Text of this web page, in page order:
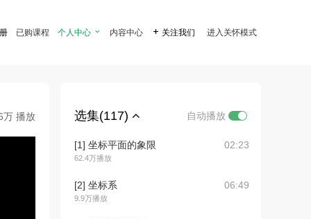
已购课程 个人中心  内容中心  关注我们 进入关怀模式
万 播放 选集(117) 自动播放
[1] 坐标平面的象限
62.4万播放
02:23
[2] 坐标系
9.9万播放
06:49